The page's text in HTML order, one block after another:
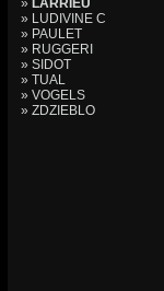
» LARRIEU
» LUDIVINE C
» PAULET
» RUGGERI
» SIDOT
» TUAL
» VOGELS
» ZDZIEBLO